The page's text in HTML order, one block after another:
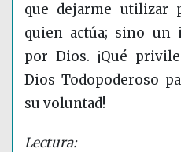
que dejarme utilizar
quien actúa; sino un
por Dios. ¡Qué
Dios Todopoderoso
su voluntad!